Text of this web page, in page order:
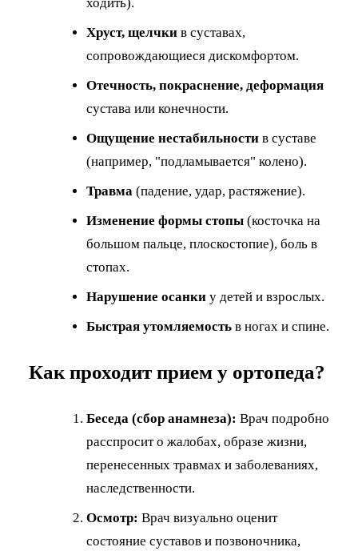
Хруст, щелчки в суставах,
сопровождающиеся дискомфортом.
Отечность, покраснение, деформация
сустава или конечности.
Ощущение нестабильности в суставе
(например, "подламывается" колено).
Травма (падение, удар, растяжение).
Изменение формы стопы (косточка на
большом пальце, плоскостопие), боль в
стопах.
Нарушение осанки у детей и взрослых.
Быстрая утомляемость в ногах и спине.
Как проходит прием у ортопеда?
Беседа (сбор анамнеза): Врач подробно
расспросит о жалобах, образе жизни,
перенесенных травмах и заболеваниях,
наследственности.
Осмотр: Врач визуально оценит
состояние суставов и позвоночника,